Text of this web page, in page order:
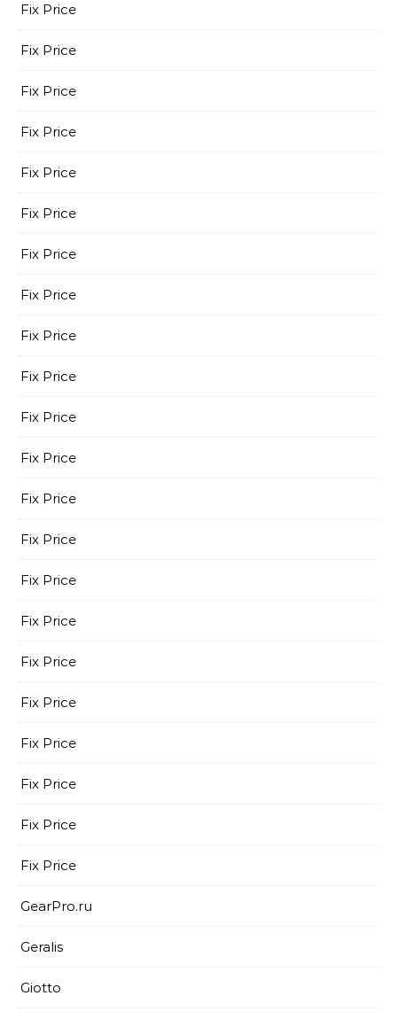
Fix Price
Fix Price
Fix Price
Fix Price
Fix Price
Fix Price
Fix Price
Fix Price
Fix Price
Fix Price
Fix Price
Fix Price
Fix Price
Fix Price
Fix Price
Fix Price
Fix Price
Fix Price
Fix Price
Fix Price
Fix Price
Fix Price
GearPro.ru
Geralis
Giotto